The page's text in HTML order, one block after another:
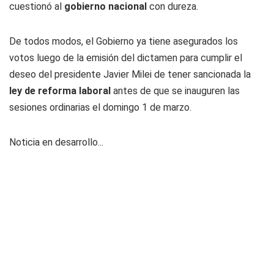
cuestionó al gobierno nacional con dureza.
De todos modos, el Gobierno ya tiene asegurados los
votos luego de la emisión del dictamen para cumplir el
deseo del presidente Javier Milei de tener sancionada la
ley de reforma laboral antes de que se inauguren las
sesiones ordinarias el domingo 1 de marzo.
Noticia en desarrollo...